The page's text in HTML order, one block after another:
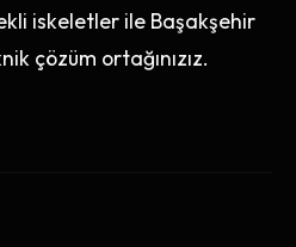
iskeletler ile Başakşehir
çözüm ortağınızız.